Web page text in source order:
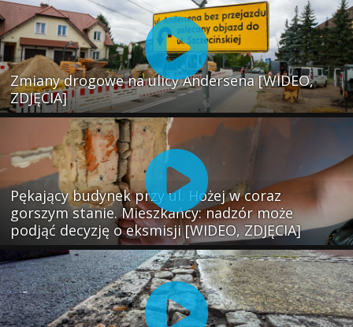
Zmiany drogowe na ulicy Andersena [WIDEO,
ZDJĘCIA]
Pękający budynek przy ul. Hożej w coraz
gorszym stanie. Mieszkańcy: nadzór może
podjąć decyzję o eksmisji [WIDEO, ZDJĘCIA]